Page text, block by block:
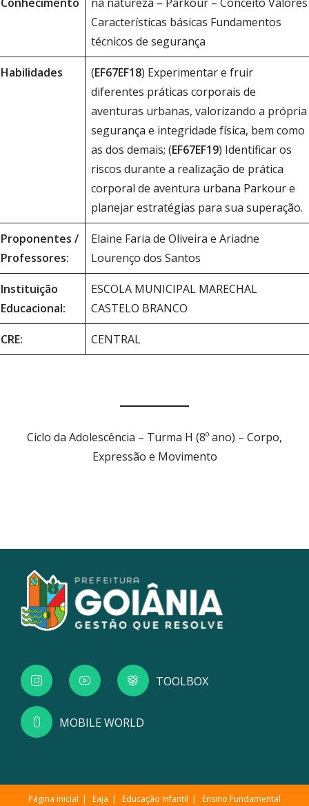
Características básicas Fundamentos
técnicos de segurança
Habilidades (EF67EF18) Experimentar e fruir
diferentes práticas corporais de
aventuras urbanas, valorizando a própria
segurança e integridade física, bem como
as dos demais; (EF67EF19) Identificar os
riscos durante a realização de prática
corporal de aventura urbana Parkour e
planejar estratégias para sua superação.
Proponentes /
Professores:
Elaine Faria de Oliveira e Ariadne
Lourenço dos Santos
Instituição
Educacional:
ESCOLA MUNICIPAL MARECHAL
CASTELO BRANCO
CRE: CENTRAL
Ciclo da Adolescência – Turma H (8º ano) – Corpo,
Expressão e Movimento
TOOLBOX
MOBILE WORLD
Página inicial Eaja Educação Infantil Ensino Fundamental